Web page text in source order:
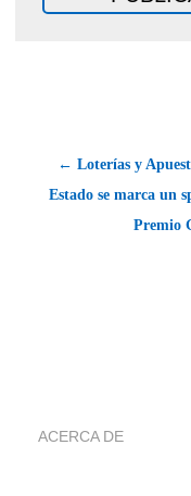
← Loterías y
Estado se marca un
Premio
ACERCA DE